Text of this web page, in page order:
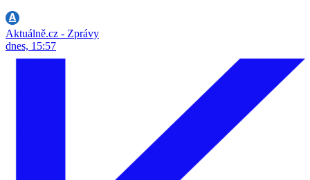
Aktuálně.cz - Zprávy
dnes, 15:57